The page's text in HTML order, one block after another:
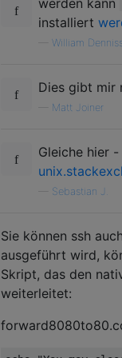
installiert
William
Dies gibt mir
Matt Joiner
Gleiche hier
Sebastian J.
Sie können ssh
ausgeführt wird,
Skript, das den
weiterleitet: